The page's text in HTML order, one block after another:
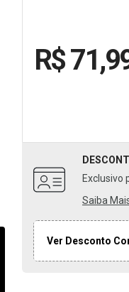
R$
Exclusivo
Saiba
Ver Desconto